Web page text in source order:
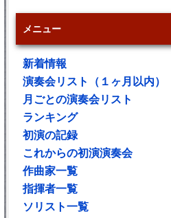
メニュー
新着情報
演奏会リスト（１ヶ月以内）
月ごとの演奏会リスト
ランキング
初演の記録
これからの初演演奏会
作曲家一覧
指揮者一覧
ソリスト一覧